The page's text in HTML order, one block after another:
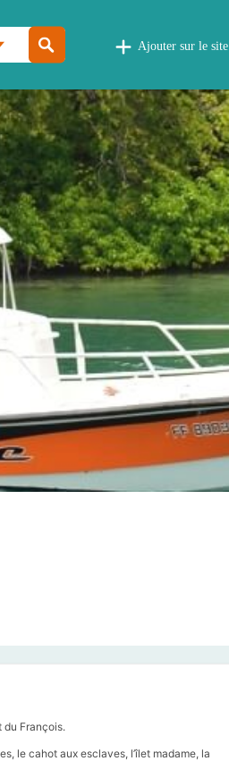
Ajouter sur le site
François.
le cahot aux esclaves, l’îlet madame, la